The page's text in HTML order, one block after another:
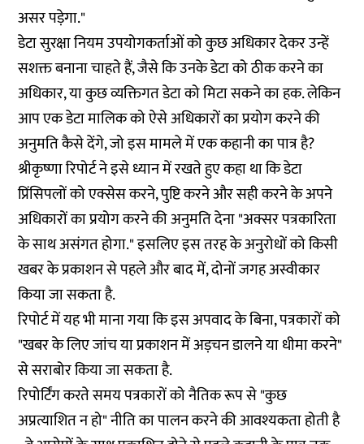
असर पड़ेगा."
डेटा सुरक्षा नियम उपयोगकर्ताओं को कुछ अधिकार देकर उन्हें
सशक्त बनाना चाहते हैं, जैसे कि उनके डेटा को ठीक करने का
अधिकार, या कुछ व्यक्तिगत डेटा को मिटा सकने का हक. लेकिन
आप एक डेटा मालिक को ऐसे अधिकारों का प्रयोग करने की
अनुमति कैसे देंगे, जो इस मामले में एक कहानी का पात्र है?
श्रीकृष्णा रिपोर्ट ने इसे ध्यान में रखते हुए कहा था कि डेटा
प्रिंसिपलों को एक्सेस करने, पुष्टि करने और सही करने के अपने
अधिकारों का प्रयोग करने की अनुमति देना "अक्सर पत्रकारिता
के साथ असंगत होगा." इसलिए इस तरह के अनुरोधों को किसी
खबर के प्रकाशन से पहले और बाद में, दोनों जगह अस्वीकार
किया जा सकता है.
रिपोर्ट में यह भी माना गया कि इस अपवाद के बिना, पत्रकारों को
"खबर के लिए जांच या प्रकाशन में अड़चन डालने या धीमा करने"
से सराबोर किया जा सकता है.
रिपोर्टिंग करते समय पत्रकारों को नैतिक रूप से "कुछ
अप्रत्याशित न हो" नीति का पालन करने की आवश्यकता होती है